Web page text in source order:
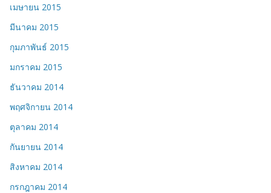
เมษายน 2015
มีนาคม 2015
กุมภาพันธ์ 2015
มกราคม 2015
ธันวาคม 2014
พฤศจิกายน 2014
ตุลาคม 2014
กันยายน 2014
สิงหาคม 2014
กรกฎาคม 2014